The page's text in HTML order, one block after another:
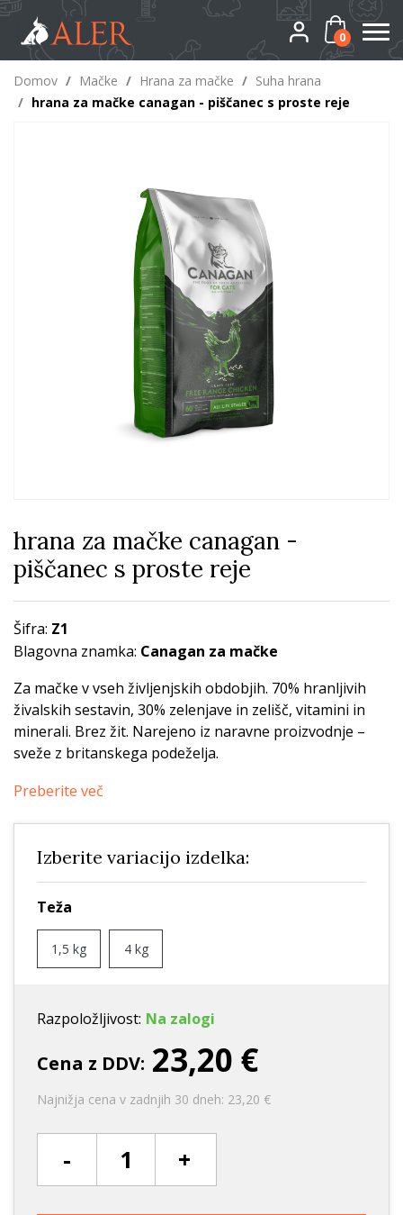
0
Domov / Mačke / Hrana za mačke / Suha hrana
/ hrana za mačke canagan - piščanec s proste reje
hrana za mačke canagan -
piščanec s proste reje
Šifra: Z1
Blagovna znamka: Canagan za mačke
Za mačke v vseh življenjskih obdobjih. 70% hranljivih
živalskih sestavin, 30% zelenjave in zelišč, vitamini in
minerali. Brez žit. Narejeno iz naravne proizvodnje –
sveže z britanskega podeželja.
Preberite več
Izberite variacijo izdelka:
Teža
1,5 kg 4 kg
Razpoložljivost: Na zalogi
Cena z DDV: 23,20 €
Najnižja cena v zadnjih 30 dneh: 23,20 €
- +